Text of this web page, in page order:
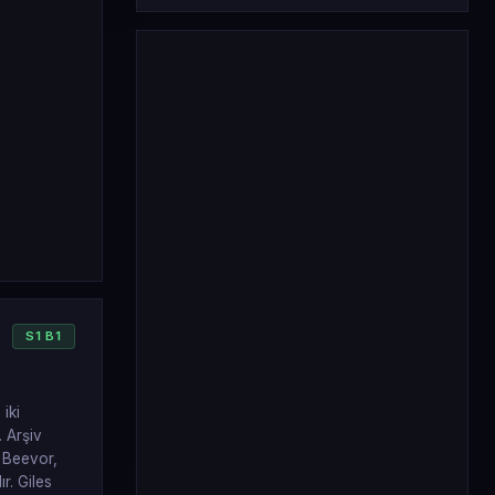
S1 B1
iki
Arşiv
Giles